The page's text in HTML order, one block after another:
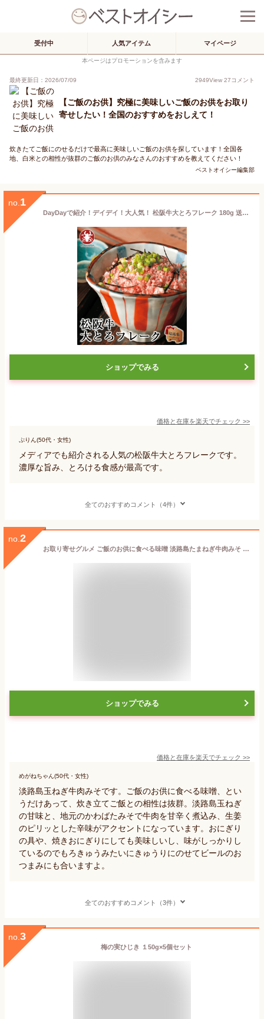
受付中 人気アイテム マイページ
本ページはプロモーションを含みます
最終更新日：2026/07/09 2949View 27コメント
【ご飯のお供】究極に美味しいご飯のお供をお取り
寄せしたい！全国のおすすめをおしえて！
炊きたてご飯にのせるだけで最高に美味しいご飯のお供を探しています！全国各
地、白米との相性が抜群のご飯のお供のみなさんのおすすめを教えてください！
ベストオイシー編集部
no. 1
DayDayで紹介！デイデイ！大人気！ 松阪牛大とろフレーク 180g 送料無料 バレンタイン 松坂牛 とろ フレーク 和牛 内祝 ギフト グルメ 和牛 ユッケ 冷凍 お取り寄せ 父の日 牛フレーク トロフレーク DayDay. デイデイ おとなの週末 大人の週末
ショップでみる
価格と在庫を楽天でチェック >>
ぷりん(50代・女性)
メディアでも紹介される人気の松阪牛大とろフレークです。
濃厚な旨み、とろける食感が最高です。
全てのおすすめコメント（4件）
no. 2
お取り寄せグルメ ご飯のお供に食べる味噌 淡路島たまねぎ牛肉みそ 140g×2 ピリッと辛い 食べる味噌 おにぎり 具材 美味しい ご飯のおとも おにぎりの具 キャンプ 調味料 ギフト プレゼント 贈り物 ご飯のお供 お取り寄せ お中元 お歳暮
ショップでみる
価格と在庫を楽天でチェック >>
めがねちゃん(50代・女性)
淡路島玉ねぎ牛肉みそです。ご飯のお供に食べる味噌、とい
うだけあって、炊き立てご飯との相性は抜群。淡路島玉ねぎ
の甘味と、地元のかわばたみそで牛肉を甘辛く煮込み、生姜
のピリッとした辛味がアクセントになっています。おにぎり
の具や、焼きおにぎりにしても美味しいし、味がしっかりし
ているのでもろきゅうみたいにきゅうりにのせてビールのお
つまみにも合いますよ。
全てのおすすめコメント（3件）
no. 3
梅の実ひじき １50g×5個セット